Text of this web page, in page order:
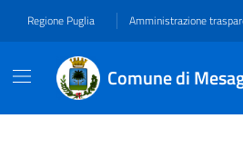
Regione Puglia Amministrazione
Comune di